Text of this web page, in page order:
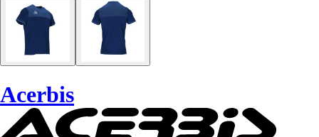
Acerbis